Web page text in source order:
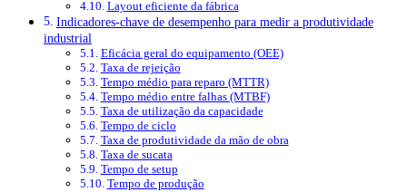
Layout eficiente da fábrica
Indicadores-chave de desempenho para medir a produtividade
industrial
Eficácia geral do equipamento (OEE)
Taxa de rejeição
Tempo médio para reparo (MTTR)
Tempo médio entre falhas (MTBF)
Taxa de utilização da capacidade
Tempo de ciclo
Taxa de produtividade da mão de obra
Taxa de sucata
Tempo de setup
Tempo de produção